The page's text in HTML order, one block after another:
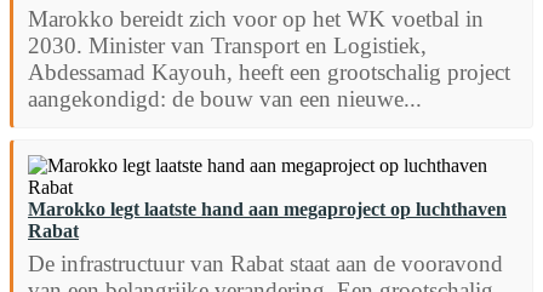
Marokko bereidt zich voor op het WK voetbal in
2030. Minister van Transport en Logistiek,
Abdessamad Kayouh, heeft een grootschalig project
aangekondigd: de bouw van een nieuwe...
Marokko legt laatste hand aan megaproject op luchthaven
Rabat
De infrastructuur van Rabat staat aan de vooravond